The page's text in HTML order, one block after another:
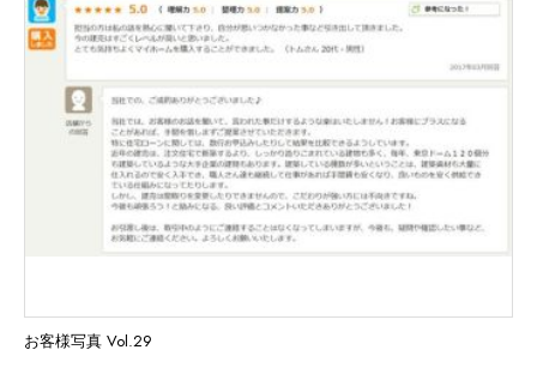
お客様写真 Vol.29